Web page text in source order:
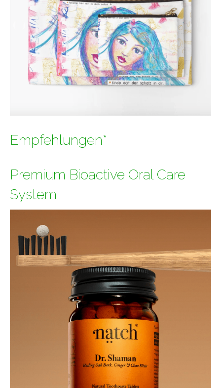
Empfehlungen*
Premium Bioactive Oral Care
System